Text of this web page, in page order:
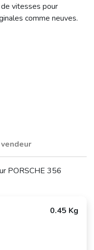
vitesses pour
comme neuves.
PORSCHE 356
0.45 Kg